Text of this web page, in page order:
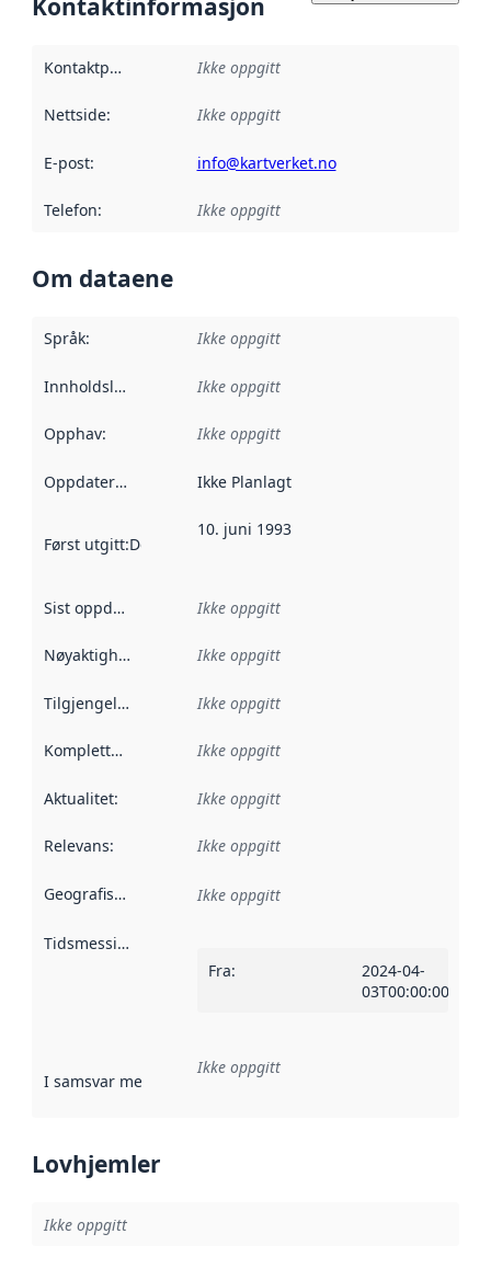
Kontaktinformasjon
Kontaktpunkt Ikke oppgitt
Nettside: Ikke oppgitt
E-post: info@kartverket.no
Telefon: Ikke oppgitt
Om dataene
Språk: Ikke oppgitt
Innholdsleverandører :
Ikke oppgitt
Opphav: Ikke oppgitt
Oppdateringsfrekvens :
Ikke Planlagt
Først utgitt:Denne datoen sier når dataene i dette
10. juni 1993
Sist oppdatert Ikke oppgitt
Nøyaktighet Ikke oppgitt
Tilgjengelighet Ikke oppgitt
Kompletthet Ikke oppgitt
Aktualitet: Ikke oppgitt
Relevans: Ikke oppgitt
Geografisk avgrensning :
Ikke oppgitt
Tidsmessig avgrensning
Fra:
2024-04-
03T00:00:00Z
I samsvar med Referanse til en implementasjonsregel
Ikke oppgitt
Lovhjemler
Ikke oppgitt